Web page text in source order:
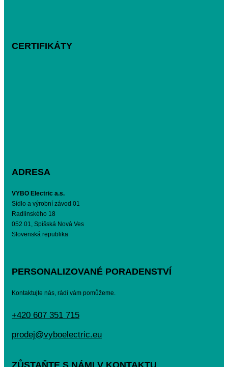
CERTIFIKÁTY
ADRESA
VYBO Electric a.s.
Sídlo a výrobní závod 01
Radlinského 18
052 01, Spišská Nová Ves
Slovenská republika
PERSONALIZOVANÉ PORADENSTVÍ
Kontaktujte nás, rádi vám pomůžeme.
+420 607 351 715
prodej@vyboelectric.eu
ZŮSTAŇTE S NÁMI V KONTAKTU